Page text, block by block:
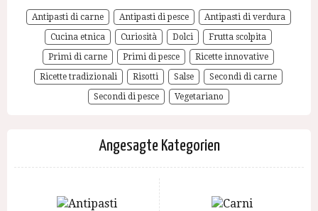
Antipasti di carne Antipasti di pesce
Antipasti di verdura
Cucina etnica
Curiosità Dolci
Frutta scolpita
Primi di carne
Primi di pesce
Ricette innovative
Ricette tradizionali
Risotti Salse
Secondi di carne
Secondi di pesce
Vegetariano
Angesagte Kategorien